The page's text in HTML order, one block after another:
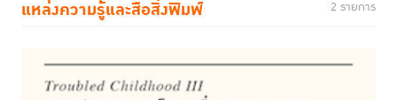
แหล่งความรู้และสื่อสิ่งพิมพ์ 2 รายการ